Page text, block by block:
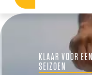
KLAAR VOOR
SEIZOEN